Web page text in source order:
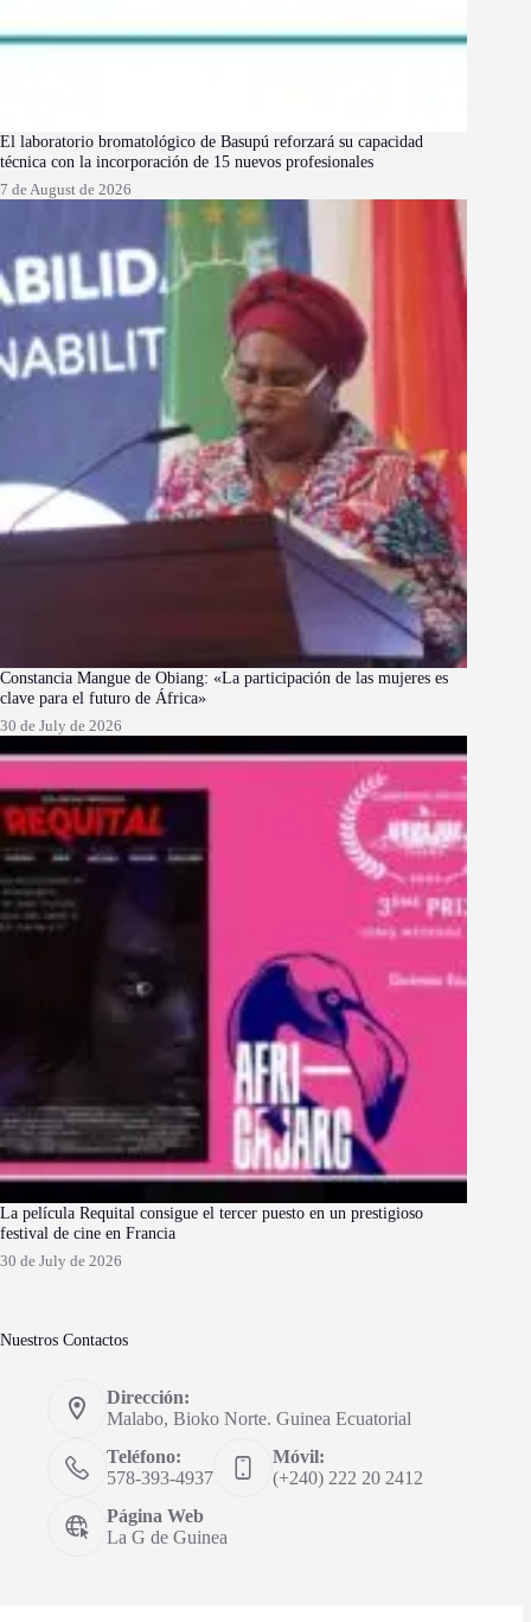
El laboratorio bromatológico de Basupú reforzará su capacidad
técnica con la incorporación de 15 nuevos profesionales
7 de August de 2026
Constancia Mangue de Obiang: «La participación de las mujeres es
clave para el futuro de África»
30 de July de 2026
La película Requital consigue el tercer puesto en un prestigioso
festival de cine en Francia
30 de July de 2026
Nuestros Contactos
Dirección:
Malabo, Bioko Norte. Guinea Ecuatorial
Teléfono:
578-393-4937
Móvil:
(+240) 222 20 2412
Página Web
La G de Guinea